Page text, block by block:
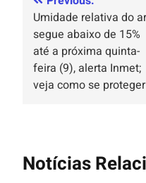
Umidade relativa do ar
segue abaixo de 15%
até a próxima quinta-
feira (9), alerta Inmet;
veja como se proteger
Notícias